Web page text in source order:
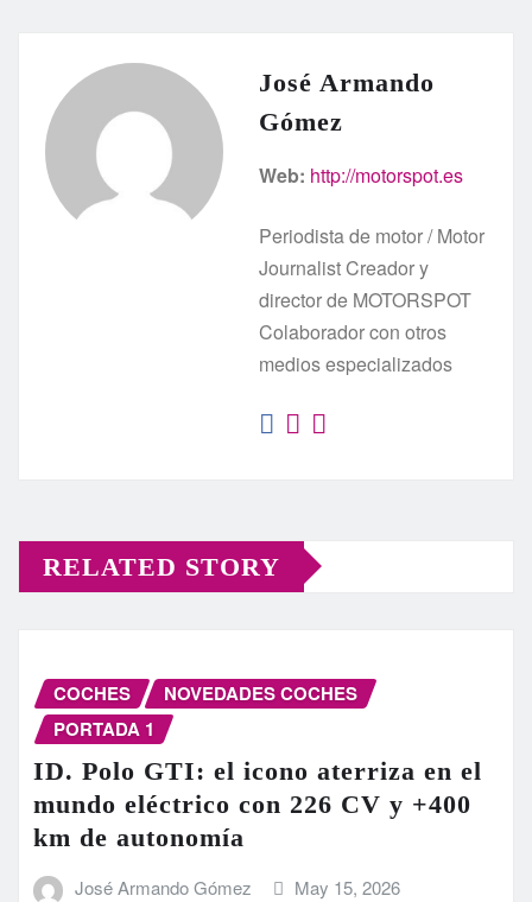
José Armando
Gómez
Web: http://motorspot.es
Periodista de motor / Motor
Journalist Creador y
director de MOTORSPOT
Colaborador con otros
medios especializados
RELATED STORY
COCHES
NOVEDADES COCHES
PORTADA 1
ID. Polo GTI: el icono aterriza en el
mundo eléctrico con 226 CV y +400
km de autonomía
José Armando Gómez May 15, 2026